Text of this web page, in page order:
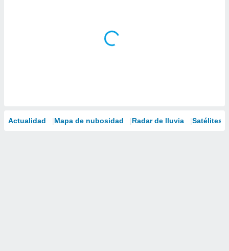
Actualidad Mapa de nubosidad Radar de lluvia Satélites